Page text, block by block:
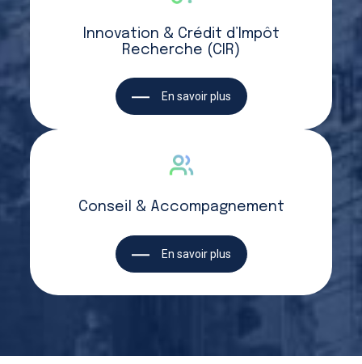
Innovation & Crédit d’Impôt
Recherche (CIR)
En savoir plus
Conseil & Accompagnement
En savoir plus